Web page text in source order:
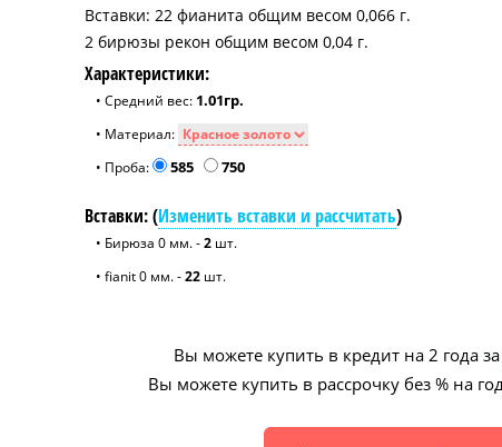
Вставки: 22 фианита общим весом 0,066 г.
2 бирюзы рекон общим весом 0,04 г.
Характеристики:
• Средний вес: 1.01гр.
• Материал:
• Проба:
585 750
Вставки: (Изменить вставки и рассчитать)
• Бирюза 0 мм. -2 шт.
• fianit 0 мм. -22 шт.
Вы можете купить в кредит на 2 года за
Вы можете купить в рассрочку без % на